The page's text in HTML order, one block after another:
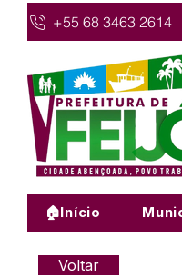
+55 68 3463 2614
🏠Início
Voltar